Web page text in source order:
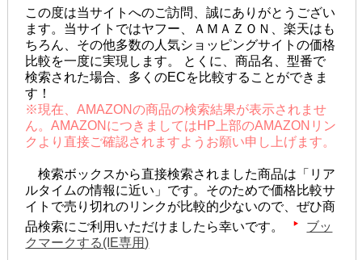
この度は当サイトへのご訪問、誠にありがとうござい
ます。当サイトではヤフー、ＡＭＡＺＯＮ、楽天はも
ちろん、その他多数の人気ショッピングサイトの価格
比較を一度に実現します。 とくに、商品名、型番で
検索された場合、多くのECを比較することができま
す！
※現在、AMAZONの商品の検索結果が表示されませ
ん。AMAZONにつきましてはHP上部のAMAZONリン
クより直接ご確認されますようお願い申し上げます。
検索ボックスから直接検索されました商品は「リア
ルタイムの情報に近い」です。そのためで価格比較サ
イトで売り切れのリンクが比較的少ないので、ぜひ商
品検索にご利用いただけましたら幸いです。
ブッ
クマークする(IE専用)